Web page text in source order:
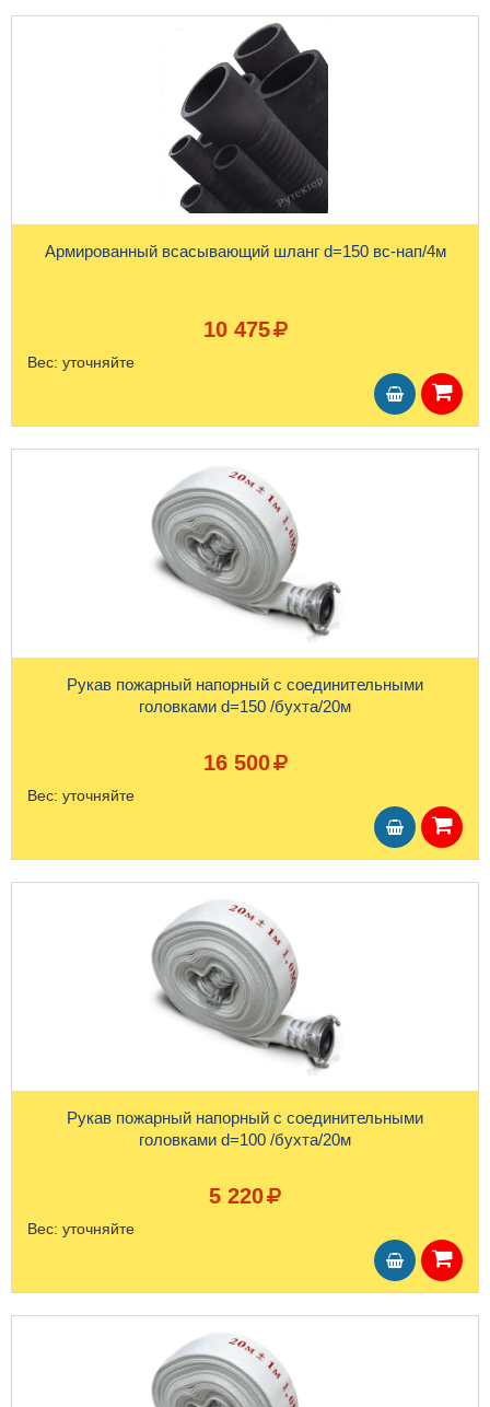
Армированный всасывающий шланг d=150 вс-нап/4м
10 475
Вес: уточняйте
Рукав пожарный напорный с соединительными
головками d=150 /бухта/20м
16 500
Вес: уточняйте
Рукав пожарный напорный с соединительными
головками d=100 /бухта/20м
5 220
Вес: уточняйте